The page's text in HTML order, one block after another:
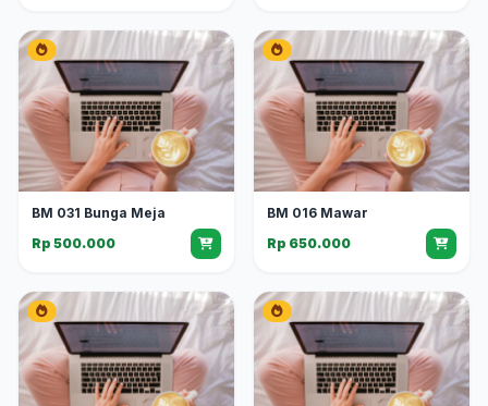
BM 031 Bunga Meja
Rp 500.000
BM 016 Mawar
Rp 650.000